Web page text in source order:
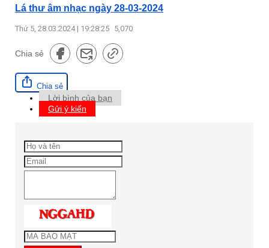
Lá thư âm nhạc ngày 28-03-2024
Thứ 5, 28.03.2024 | 19:28:25 5,070
Chia sẻ
Chia sẻ
Lời bình của bạn
Gửi ý kiến